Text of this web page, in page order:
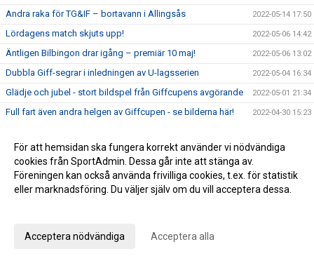
Andra raka för TG&IF – bortavann i Allingsås 2022-05-14 17:50
Lördagens match skjuts upp! 2022-05-06 14:42
Äntligen Bilbingon drar igång – premiär 10 maj! 2022-05-06 13:02
Dubbla Giff-segrar i inledningen av U-lagsserien 2022-05-04 16:34
Glädje och jubel - stort bildspel från Giffcupens avgörande 2022-05-01 21:34
Full fart även andra helgen av Giffcupen - se bilderna här! 2022-04-30 15:23
Inför: TG&IF – Åsarp-Trädet FK 2022-04-29 10:02
Hemmapremiär på riktigt – Åsarp-Trädet kommer till
Ulvesborg
2022-04-24 15:56
Sent mål räddade en poäng i hemmapremiären
För att hemsidan ska fungera korrekt använder vi nödvändiga
cookies från SportAdmin. Dessa går inte att stänga av.
Föreningen kan också använda frivilliga cookies, t.ex. för statistik
eller marknadsföring. Du väljer själv om du vill acceptera dessa.
Acceptera nödvändiga Acceptera alla